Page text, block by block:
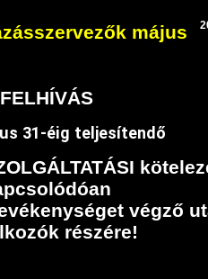
május
FELHÍVÁS
31-éig teljesítendő
végző
részére!